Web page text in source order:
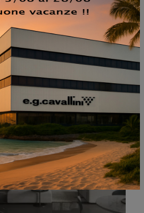
ANCHE:
LIVING TV 15